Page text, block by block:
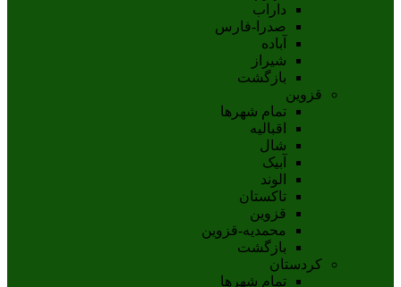
داراب
صدرا-فارس
آباده
شيراز
بازگشت
قزوین
تمام شهر‌ها
اقبالیه
شال
آبيک
الوند
تاکستان
قزوين
محمديه-قزوين
بازگشت
کردستان
تمام شهر‌ها